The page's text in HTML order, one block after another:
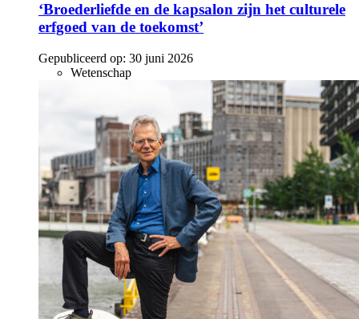
‘Broederliefde en de kapsalon zijn het culturele
erfgoed van de toekomst’
Gepubliceerd op: 30 juni 2026
Wetenschap